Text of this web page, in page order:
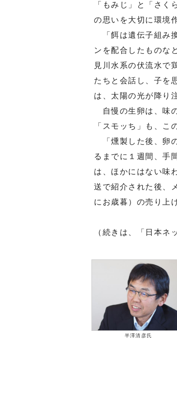
「もみじ」と「さ
の思いを大切に環境
「餌は遺伝子組み
ンを配合したものな
見川水系の伏流水で
たちと会話し、子を
は、太陽の光が降り
自慢の生卵は、味
「スモッち」も、こ
「燻製した後、卵
るまでに１週間、手
は、ほかにはない味
送で紹介された後、
にお歳暮）の売り上
（続きは、「日本ネ
半澤清彦氏